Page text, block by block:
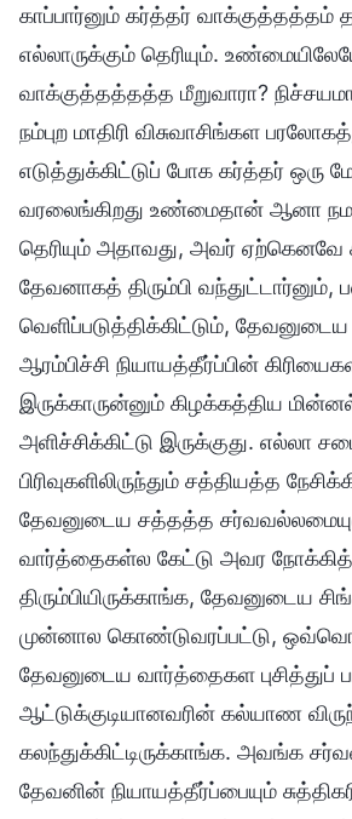
காப்பார்னும் கர்த்தர் வாக்குத்தத்தம்
எல்லாருக்கும் தெரியும்.
வாக்குத்தத்தத்த மீறுவாரா?
நம்புற மாதிரி விசுவாசிங்கள
எடுத்துக்கிட்டுப் போக கர்த்தர் ஒரு
வரலைங்கிறது உண்மைதான் ஆனா
தெரியும் அதாவது, அவர்
தேவனாகத் திரும்பி
வெளிப்படுத்திக்கிட்டும், தேவனுடைய
ஆரம்பிச்சி நியாயத்தீர்ப்பின்
இருக்காருன்னும் கிழக்கத்திய
அளிச்சிக்கிட்டு இருக்குது. எல்லா
பிரிவுகளிலிருந்தும் சத்தியத்த
தேவனுடைய சத்தத்த
வார்த்தைகள்ல கேட்டு அவர நோக்கித்
திரும்பியிருக்காங்க, தேவனுடைய
முன்னால கொண்டுவரப்பட்டு,
தேவனுடைய வார்த்தைகள
ஆட்டுக்குடியானவரின் கல்யாண
கலந்துக்கிட்டிருக்காங்க. அவங்க
தேவனின் நியாயத்தீர்ப்பையும்